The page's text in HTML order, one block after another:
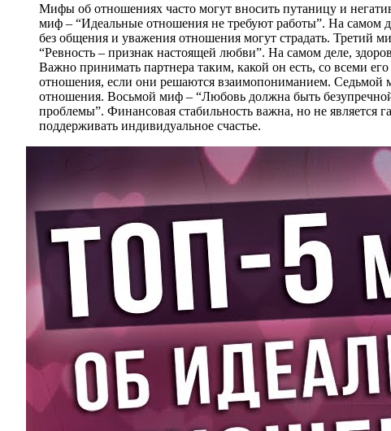
Мифы об отношениях часто могут вносить путаницу и
миф – “Идеальные отношения не требуют работы”. На самом
без общения и уважения отношения могут страдать. Третий
“Ревность – признак настоящей любви”. На самом деле,
Важно принимать партнера таким, какой он есть, со всеми
отношения, если они решаются взаимопониманием. Седьмой
отношения. Восьмой миф – “Любовь должна быть
проблемы”. Финансовая стабильность важна, но не является
поддерживать индивидуальное счастье.